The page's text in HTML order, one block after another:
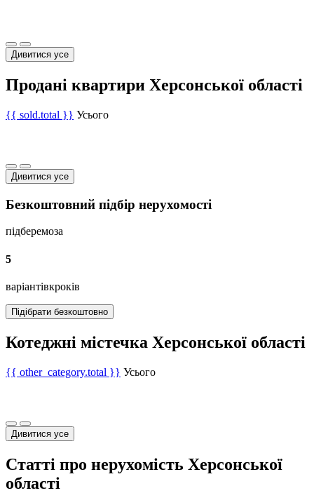
Дивитися усе
Продані квартири Херсонської області
{{ sold.total }} Усього
Дивитися усе
Безкоштовний підбір нерухомості
підберемоза
5
варіантівкроків
Підібрати безкоштовно
Котеджні містечка Херсонської області
{{ other_category.total }} Усього
Дивитися усе
Статті про нерухомість Херсонської
області